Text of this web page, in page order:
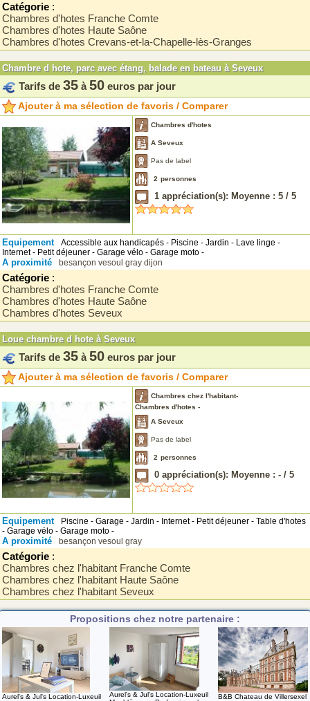
Catégorie :
Chambres d'hotes Franche Comte
Chambres d'hotes Haute Saône
Chambres d'hotes Crevans-et-la-Chapelle-lès-Granges
Chambre d hote, parc avec étang, balade en bateau à Seveux
Tarifs de 35 à 50 euros par jour
Ajouter à ma sélection de favoris / Comparer
Chambres d'hotes
A Seveux
Pas de label
2 personnes
1 appréciation(s): Moyenne : 5 / 5
Equipement
Accessible aux handicapés - Piscine - Jardin - Lave linge -
Internet - Petit déjeuner - Garage vélo - Garage moto -
A proximité besançon vesoul gray dijon
Catégorie :
Chambres d'hotes Franche Comte
Chambres d'hotes Haute Saône
Chambres d'hotes Seveux
Loue chambre d hote à Seveux
Tarifs de 35 à 50 euros par jour
Ajouter à ma sélection de favoris / Comparer
Chambres chez l'habitant-
Chambres d'hotes -
A Seveux
Pas de label
2 personnes
0 appréciation(s): Moyenne : - / 5
Equipement
Piscine - Garage - Jardin - Internet - Petit déjeuner - Table d'hotes
- Garage vélo - Garage moto -
A proximité besançon vesoul gray
Catégorie :
Chambres chez l'habitant Franche Comte
Chambres chez l'habitant Haute Saône
Chambres chez l'habitant Seveux
Propositions chez notre partenaire :
Aurel's & Jul's Location-Luxeuil
Aurel's & Jul's Location-Luxeuil
B&B Chateau de Villersexel